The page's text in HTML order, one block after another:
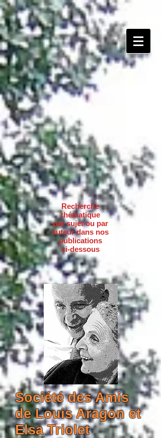
Recherche
thématique
par sujet ou par
auteur dans nos
publications
ci-dessous
Société des Amis
de Louis Aragon et
Elsa Triolet